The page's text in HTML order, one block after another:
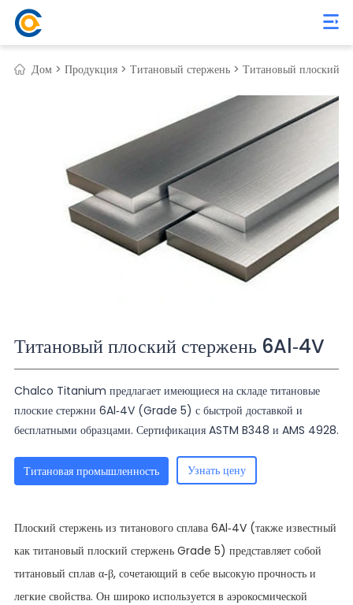
Дом > Продукция > Титановый стержень > Титановый плоский
Титановый плоский стержень 6Al-4V
Chalco Titanium предлагает имеющиеся на складе титановые
плоские стержни 6Al-4V (Grade 5) с быстрой доставкой и
бесплатными образцами. Сертификация ASTM B348 и AMS 4928.
Титановая промышленность Узнать цену
Плоский стержень из титанового сплава 6Al-4V (также известный
как титановый плоский стержень Grade 5) представляет собой
титановый сплав α-β, сочетающий в себе высокую прочность и
легкие свойства. Он широко используется в аэрокосмической